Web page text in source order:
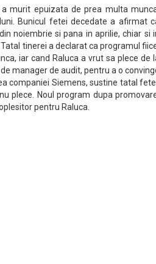
murit epuizata de prea multa
Bunicul fetei decedate a afirmat
noiembrie si pana in aprilie, chiar si
tinerei a declarat ca programul
iar cand Raluca a vrut sa plece de
manager de audit, pentru a o
companiei Siemens, sustine tatal
plece. Noul program dupa
pentru Raluca.